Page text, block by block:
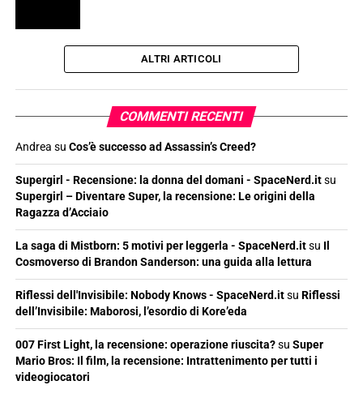
ALTRI ARTICOLI
COMMENTI RECENTI
Andrea su Cos’è successo ad Assassin’s Creed?
Supergirl - Recensione: la donna del domani - SpaceNerd.itsu
Supergirl – Diventare Super, la recensione: Le origini della
Ragazza d’Acciaio
La saga di Mistborn: 5 motivi per leggerla - SpaceNerd.itsu Il
Cosmoverso di Brandon Sanderson: una guida alla lettura
Riflessi dell'Invisibile: Nobody Knows - SpaceNerd.itsu Riflessi
dell’Invisibile: Maborosi, l’esordio di Kore’eda
007 First Light, la recensione: operazione riuscita?su Super
Mario Bros: Il film, la recensione: Intrattenimento per tutti i
videogiocatori